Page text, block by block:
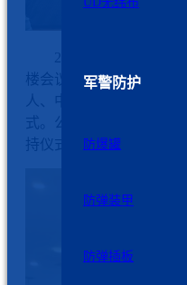
军警防护
防爆罐
防弹装甲
防弹插板
楼会议厅如期举行。全
人、中层正职以上管理
式。公司董事长周新基
持仪式。